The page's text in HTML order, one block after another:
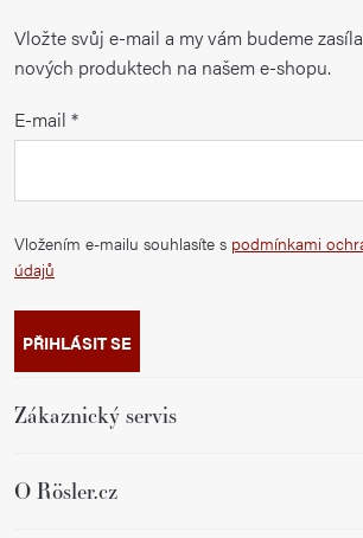
Vložte svůj e-mail a my vám budeme
nových produktech na našem e-shopu.
E-mail
Vložením e-mailu souhlasíte s podmínkami
údajů
PŘIHLÁSIT SE
Zákaznický servis
O Rösler.cz